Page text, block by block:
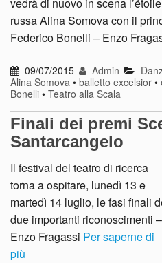
vedrà di nuovo in scena l’étoile
russa Alina Somova con il
Federico Bonelli – Enzo
09/07/2015 Admin
Alina Somova • balletto excelsior •
Bonelli • Teatro alla Scala
Finali dei premi
Santarcangelo
Il festival del teatro di ricerca
torna a ospitare, lunedì 13 e
martedì 14 luglio, le fasi finali
due importanti riconoscimenti –
Enzo Fragassi Per saperne di
più